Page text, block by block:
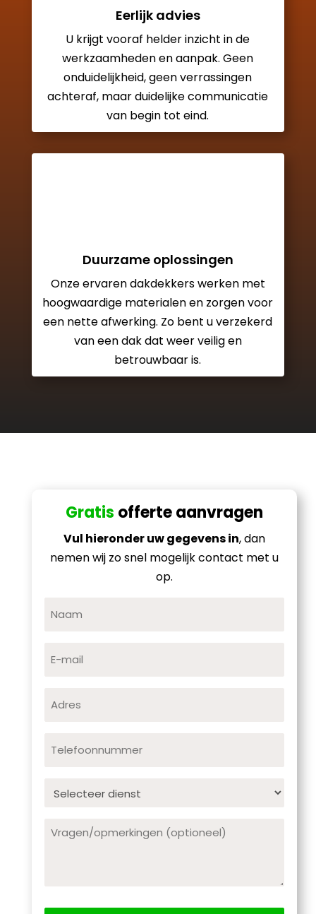
Eerlijk advies
U krijgt vooraf helder inzicht in de
werkzaamheden en aanpak. Geen
onduidelijkheid, geen verrassingen
achteraf, maar duidelijke communicatie
van begin tot eind.
Duurzame oplossingen
Onze ervaren dakdekkers werken met
hoogwaardige materialen en zorgen voor
een nette afwerking. Zo bent u verzekerd
van een dak dat weer veilig en
betrouwbaar is.
Gratis offerte aanvragen
Vul hieronder uw gegevens in, dan
nemen wij zo snel mogelijk contact met u
op.
Opmerking